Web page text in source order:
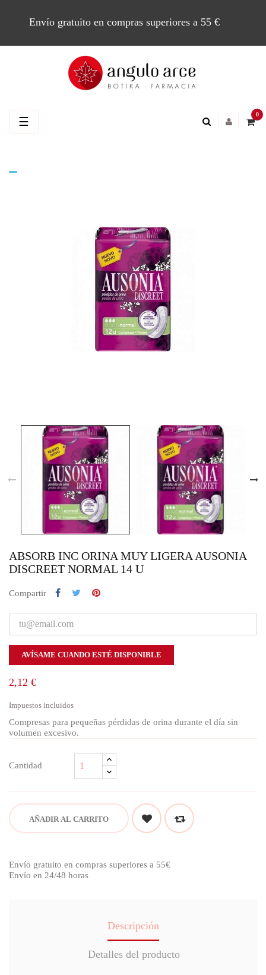
Envío gratuito en compras superiores a 55 €
0
Navegación
☰
ABSORB INC ORINA MUY LIGERA AUSONIA
DISCREET NORMAL 14 U
Compartir
AVÍSAME CUANDO ESTÉ DISPONIBLE
2,12 €
Impuestos incluidos
Compresas para pequeñas pérdidas de orina durante el día sin
volumen excesivo.
Cantidad
AÑADIR AL CARRITO
Envío gratuito en compras superiores a 55€
Envío en 24/48 horas
Descripción
Detalles del producto